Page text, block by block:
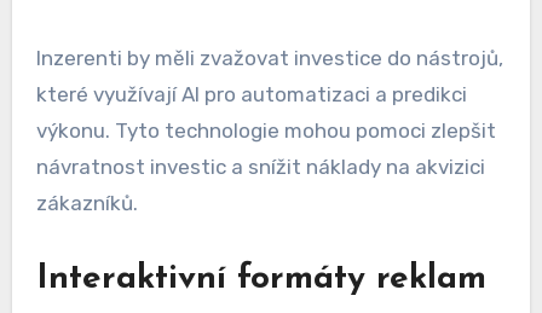
Inzerenti by měli zvažovat investice do nástrojů,
které využívají AI pro automatizaci a predikci
výkonu. Tyto technologie mohou pomoci zlepšit
návratnost investic a snížit náklady na akvizici
zákazníků.
Interaktivní formáty reklam